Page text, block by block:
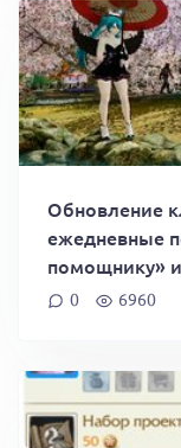
Обновление
ежедневные
помощнику»
0 6960